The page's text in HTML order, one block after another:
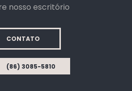
nosso escritório
CONTATO
(86) 3085-5810